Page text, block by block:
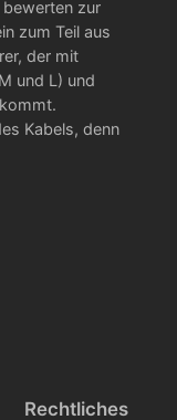
zur
zum Teil aus
der mit
und L) und
Kabels, denn
Rechtliches